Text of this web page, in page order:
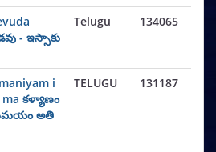
- ఇస్సాకు
Telugu 134065
i
ma కళ్యాణం
అతి
TELUGU 131187